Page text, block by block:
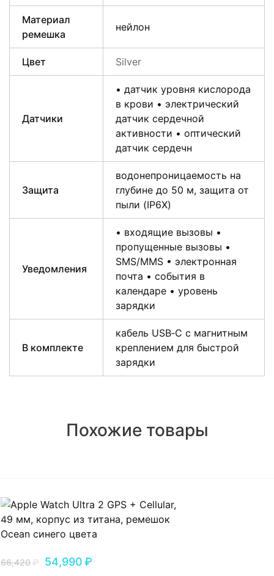
Материал
ремешка
нейлон
Цвет Silver
Датчики
• датчик уровня кислорода
в крови • электрический
датчик сердечной
активности • оптический
датчик сердечн
Защита
водонепроницаемость на
глубине до 50 м, защита от
пыли (IP6X)
Уведомления
• входящие вызовы •
пропущенные вызовы •
SMS/MMS • электронная
почта • события в
календаре • уровень
зарядки
В комплекте
кабель USB‑C с магнитным
креплением для быстрой
зарядки
Похожие товары
66,420₽ 54,990₽